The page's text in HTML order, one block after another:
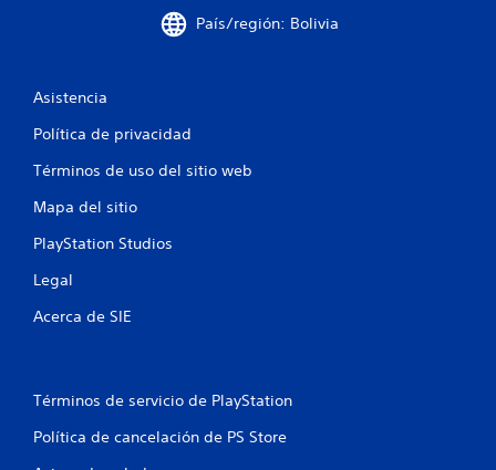
País/región: Bolivia
Asistencia
Política de privacidad
Términos de uso del sitio web
Mapa del sitio
PlayStation Studios
Legal
Acerca de SIE
Términos de servicio de PlayStation
Política de cancelación de PS Store